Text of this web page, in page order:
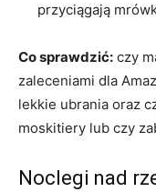
przyciągają
Co sprawdzić: czy
zaleceniami dla
lekkie ubrania oraz
moskitiery lub czy
Noclegi nad